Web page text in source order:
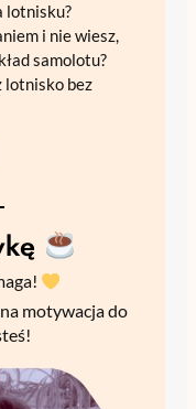
lotnisku?
i nie wiesz,
samolotu?
lotnisko bez
motywacja do